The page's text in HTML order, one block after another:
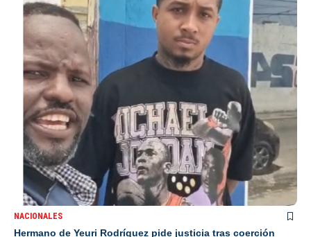
NACIONALES
Hermano de Yeuri Rodríguez pide justicia tras coerción